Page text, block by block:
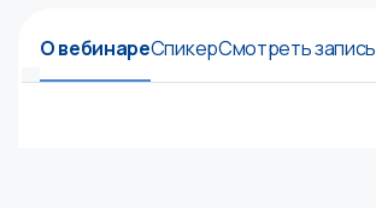
О вебинареСпикерСмотреть запись